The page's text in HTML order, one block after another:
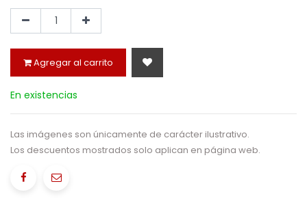
Agregar al carrito
En existencias
Las imágenes son únicamente de carácter ilustrativo.
Los descuentos mostrados solo aplican en página web.